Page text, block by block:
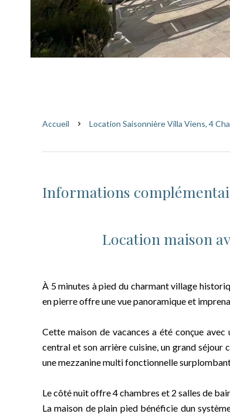
Accueil Location Saisonnière Villa Viens, 4
Informations
Location maison
À 5 minutes à pied du charmant village
en pierre offre une vue panoramique et
Cette maison de vacances a été conçue
central et son arrière cuisine, un grand séjour
une mezzanine multi fonctionnelle surplombant
Le côté nuit offre 4 chambres et 2 salles de
La maison de plain pied bénéficie dun